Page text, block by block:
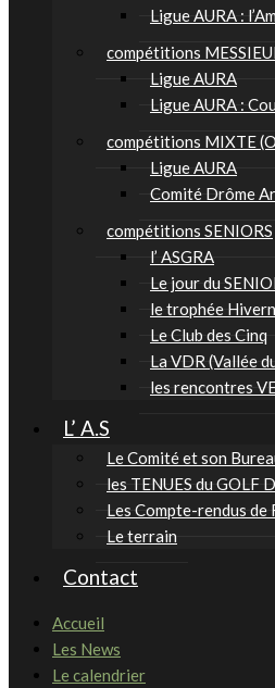
Ligue AURA :
compétitions
Ligue AURA
Ligue AURA :
compétitions MIXTE
Ligue AURA
Comité Drôme
compétitions SENIORS
l’ ASGRA
Le jour du
le trophée
Le Club des Cinq
La VDR (Vallée
les rencontres
L’ A.S
Le Comité et son
les TENUES du GOLF
Les Compte-rendus de
Le terrain
Contact
Accueil
Les News
Le calendrier